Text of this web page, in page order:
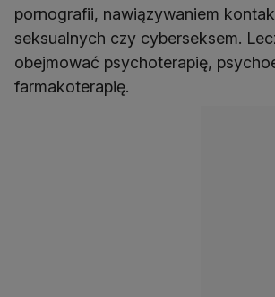
pornografii, nawiązywaniem
seksualnych czy cyberseksem.
obejmować psychoterapię,
farmakoterapię.